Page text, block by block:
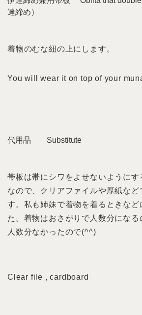
達締め）
着物のむな紐の上にします。
You will wear it on top of your
代用品 Substitute
帯板は帯にシワをよせないようにす
なので、クリアファイルや厚紙など
す。私も姉妹で着物を着るときなど
た。着物はおさがりで人数分になる
人数分なかったので(^^)
Clear file , cardboard